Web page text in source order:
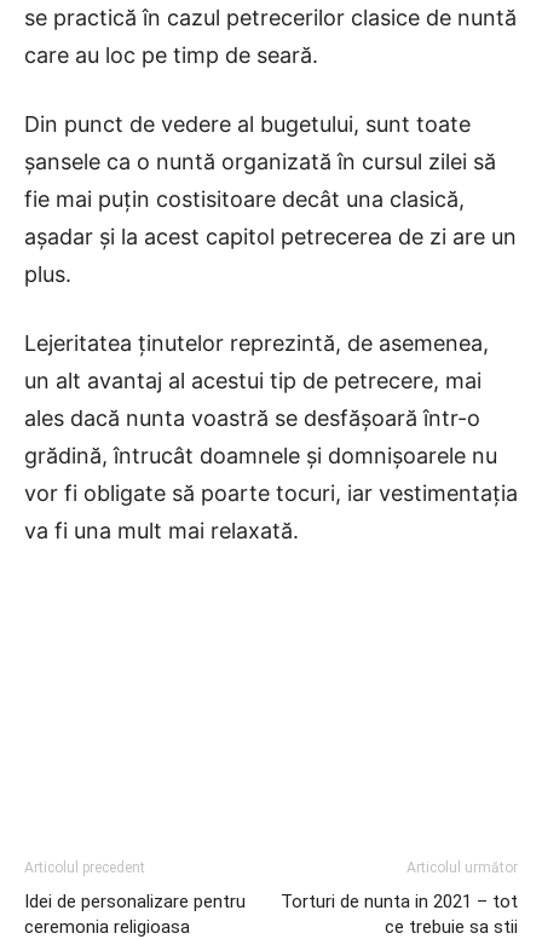
se practică în cazul petrecerilor clasice de nuntă
care au loc pe timp de seară.
Din punct de vedere al bugetului, sunt toate
șansele ca o nuntă organizată în cursul zilei să
fie mai puțin costisitoare decât una clasică,
așadar și la acest capitol petrecerea de zi are un
plus.
Lejeritatea ținutelor reprezintă, de asemenea,
un alt avantaj al acestui tip de petrecere, mai
ales dacă nunta voastră se desfășoară într-o
grădină, întrucât doamnele și domnișoarele nu
vor fi obligate să poarte tocuri, iar vestimentația
va fi una mult mai relaxată.
Articolul precedent
Idei de personalizare pentru
ceremonia religioasa
Articolul următor
Torturi de nunta in 2021 – tot
ce trebuie sa stii